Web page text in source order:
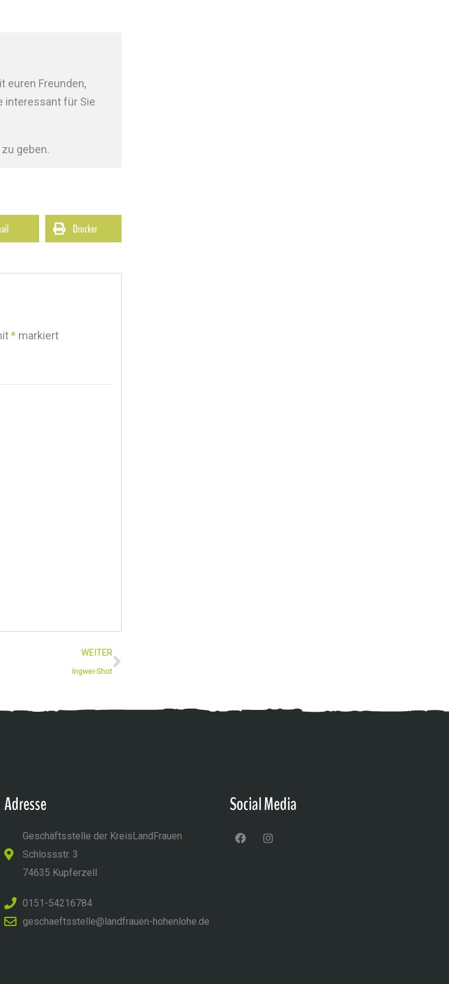
euren Freunden,
interessant für Sie
geben.
Drucker
* markiert
WEITER
Ingwer-Shot
Adresse
Geschäftsstelle der KreisLandFrauen
Schlossstr. 3
74635 Kupferzell
0151-54216784
geschaeftsstelle@landfrauen-hohenlohe.de
Social Media